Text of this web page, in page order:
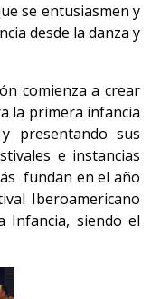
se entusiasmen y
desde la danza y
comienza a crear
la primera infancia
presentando sus
e instancias
fundan en el año
Iberoamericano
Infancia, siendo el